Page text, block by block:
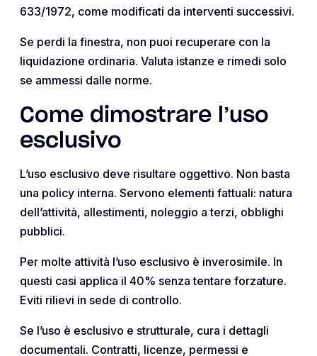
633/1972, come modificati da interventi successivi.
Se perdi la finestra, non puoi recuperare con la
liquidazione ordinaria. Valuta istanze e rimedi solo
se ammessi dalle norme.
Come dimostrare l’uso
esclusivo
L’uso esclusivo deve risultare oggettivo. Non basta
una policy interna. Servono elementi fattuali: natura
dell’attività, allestimenti, noleggio a terzi, obblighi
pubblici.
Per molte attività l’uso esclusivo è inverosimile. In
questi casi applica il 40% senza tentare forzature.
Eviti rilievi in sede di controllo.
Se l’uso è esclusivo e strutturale, cura i dettagli
documentali. Contratti, licenze, permessi e